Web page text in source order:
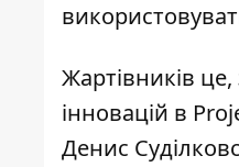
Жартівників
інновацій в
Денис